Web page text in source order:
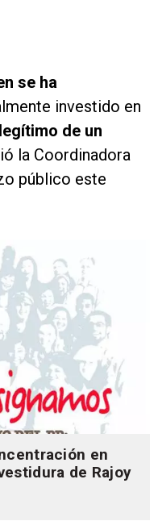
se ha
investido en
de un
la Coordinadora
público este
en
de Rajoy